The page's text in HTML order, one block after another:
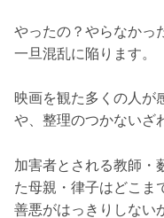
やったの？やらなかっ
一旦混乱に陥ります。
映画を観た多くの人が
や、整理のつかないざ
加害者とされる教師・
た母親・律子はどこま
善悪がはっきりしない